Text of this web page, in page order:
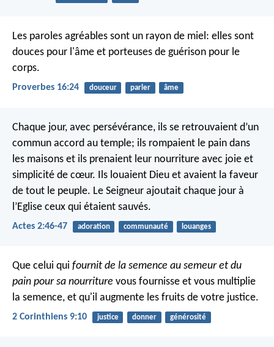
Les paroles agréables sont un rayon de miel: elles sont
douces pour l'âme et porteuses de guérison pour le
corps.
Proverbes 16:24 douceur parler âme
Chaque jour, avec persévérance, ils se retrouvaient d’un
commun accord au temple; ils rompaient le pain dans
les maisons et ils prenaient leur nourriture avec joie et
simplicité de cœur. Ils louaient Dieu et avaient la faveur
de tout le peuple. Le Seigneur ajoutait chaque jour à
l’Eglise ceux qui étaient sauvés.
Actes 2:46-47 adoration communauté louanges
Que celui qui fournit de la semence au semeur et du
pain pour sa nourriture vous fournisse et vous multiplie
la semence, et qu'il augmente les fruits de votre justice.
2 Corinthiens 9:10 justice donner générosité